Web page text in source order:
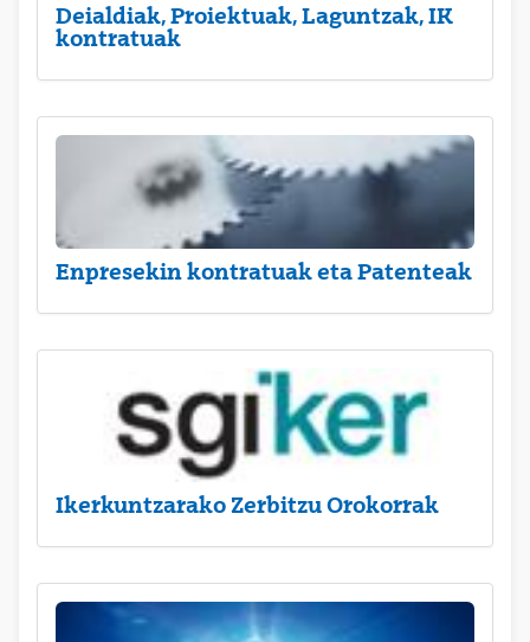
Deialdiak, Proiektuak, Laguntzak, IK
kontratuak
Enpresekin kontratuak eta Patenteak
Ikerkuntzarako Zerbitzu Orokorrak